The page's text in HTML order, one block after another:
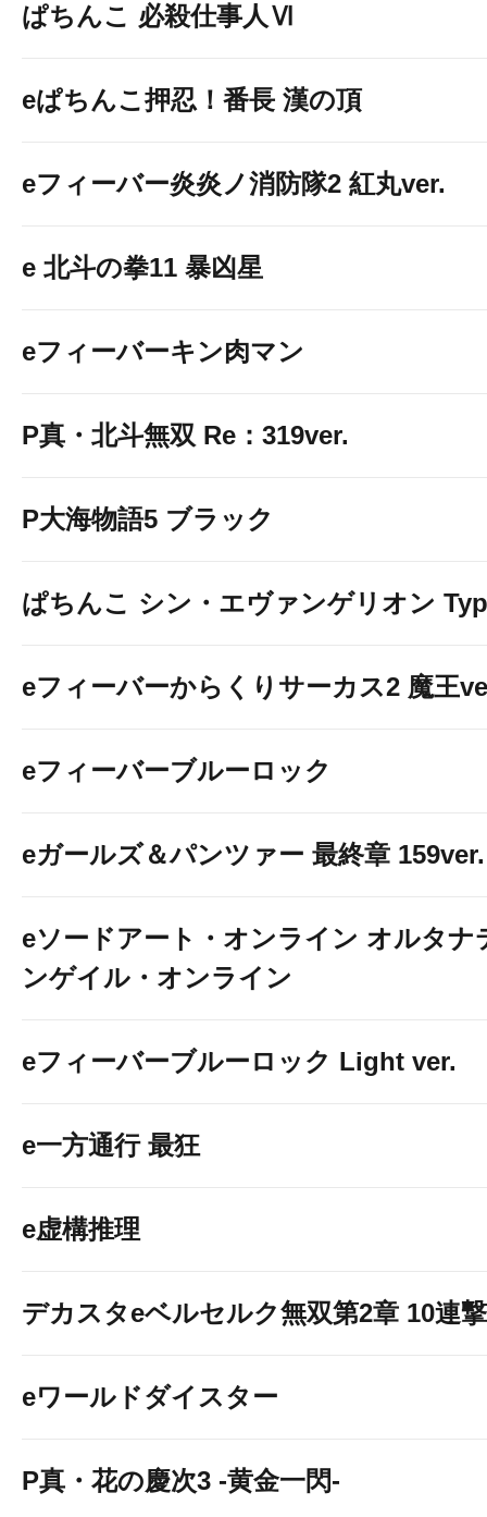
ぱちんこ 必殺仕事人Ⅵ
eぱちんこ押忍！番長 漢の頂
eフィーバー炎炎ノ消防隊2 紅丸ver.
e 北斗の拳11 暴凶星
eフィーバーキン肉マン
P真・北斗無双 Re：319ver.
P大海物語5 ブラック
ぱちんこ シン・エヴァンゲリオン
eフィーバーからくりサーカス2 魔王
eフィーバーブルーロック
eガールズ＆パンツァー 最終章 159ver.
eソードアート・オンライン オルタナ
ンゲイル・オンライン
eフィーバーブルーロック Light ver.
e一方通行 最狂
e虚構推理
デカスタeベルセルク無双第2章 10連
eワールドダイスター
P真・花の慶次3 -黄金一閃-